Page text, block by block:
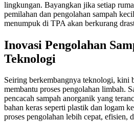
lingkungan. Bayangkan jika setiap
pemilahan dan pengolahan sampah
menumpuk di TPA akan berkurang
Inovasi Pengolahan
Teknologi
Seiring berkembangnya teknologi, kini
membantu proses pengolahan limbah.
pencacah sampah anorganik yang
bahan keras seperti plastik dan logam
proses pengolahan lebih cepat, efisien,